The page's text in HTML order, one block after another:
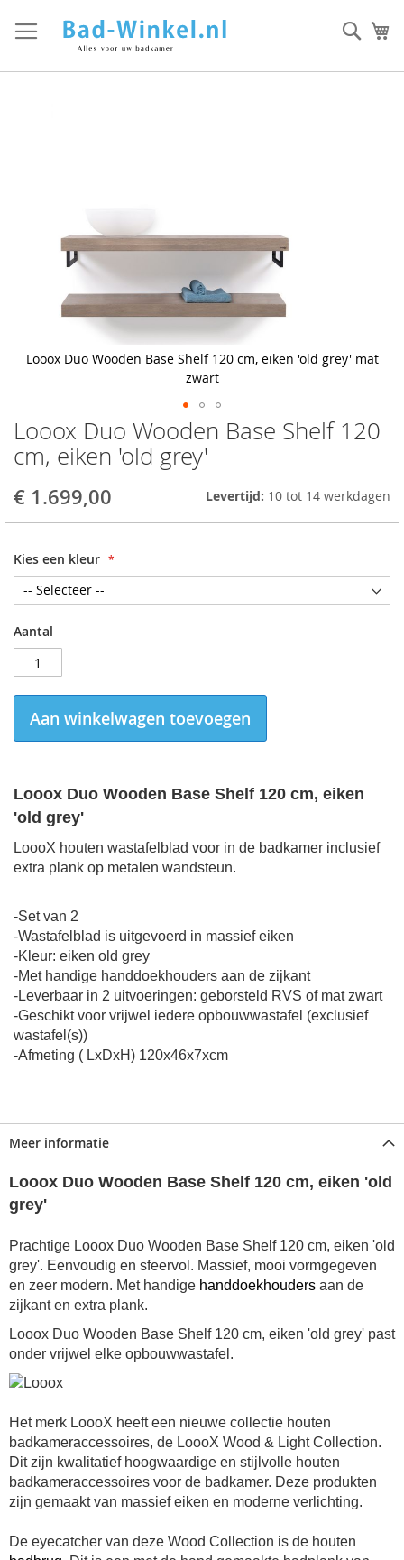
direct
door
Looox Duo Wooden Base Shelf 120
cm, eiken 'old grey'
€ 1.699,00 Levertijd: 10 tot 14 werkdagen
Kies een kleur
Aantal
Aan winkelwagen toevoegen
Looox Duo Wooden Base Shelf 120 cm, eiken
'old grey'
LoooX houten wastafelblad voor in de badkamer inclusief
extra plank op metalen wandsteun.
-Set van 2
-Wastafelblad is uitgevoerd in massief eiken
-Kleur: eiken old grey
-Met handige handdoekhouders aan de zijkant
-Leverbaar in 2 uitvoeringen: geborsteld RVS of mat zwart
-Geschikt voor vrijwel iedere opbouwwastafel (exclusief
wastafel(s))
-Afmeting ( LxDxH) 120x46x7xcm
Looox Duo Wooden Base Shelf 120 cm, eiken 'old grey' mat
zwart
Skip
to
the
of
gallery
Meer informatie
Looox Duo Wooden Base Shelf 120 cm, eiken 'old
grey'
Prachtige Looox Duo Wooden Base Shelf 120 cm, eiken 'old
grey'. Eenvoudig en sfeervol. Massief, mooi vormgegeven
en zeer modern. Met handige handdoekhouders aan de
zijkant en extra plank.
Looox Duo Wooden Base Shelf 120 cm, eiken 'old grey' past
onder vrijwel elke opbouwwastafel.
Het merk LoooX heeft een nieuwe collectie houten
badkameraccessoires, de LoooX Wood & Light Collection.
Dit zijn kwalitatief hoogwaardige en stijlvolle houten
badkameraccessoires voor de badkamer. Deze produkten
zijn gemaakt van massief eiken en moderne verlichting.
De eyecatcher van deze Wood Collection is de houten